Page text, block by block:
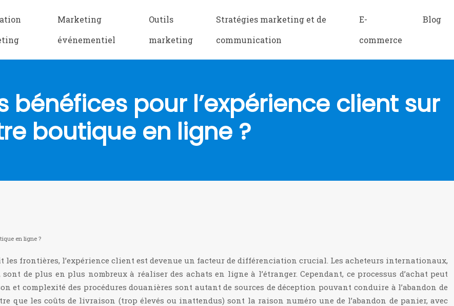
Marketing
événementiel
Outils
marketing
Stratégies marketing et de
communication
E-
commerce
Blog
bénéfices pour l’expérience client sur
boutique en ligne ?
en ligne ?
frontières, l’expérience client est devenue un facteur de différenciation crucial. Les acheteurs internationaux,
de plus en plus nombreux à réaliser des achats en ligne à l’étranger. Cependant, ce processus d’achat peut
et complexité des procédures douanières sont autant de sources de déception pouvant conduire à l’abandon de
que les coûts de livraison (trop élevés ou inattendus) sont la raison numéro une de l’abandon de panier, avec